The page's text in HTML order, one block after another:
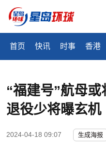
首页 快讯 时事 香港
“福建号”航母
退役少将曝玄机
2024-04-18 09:07 生成海报